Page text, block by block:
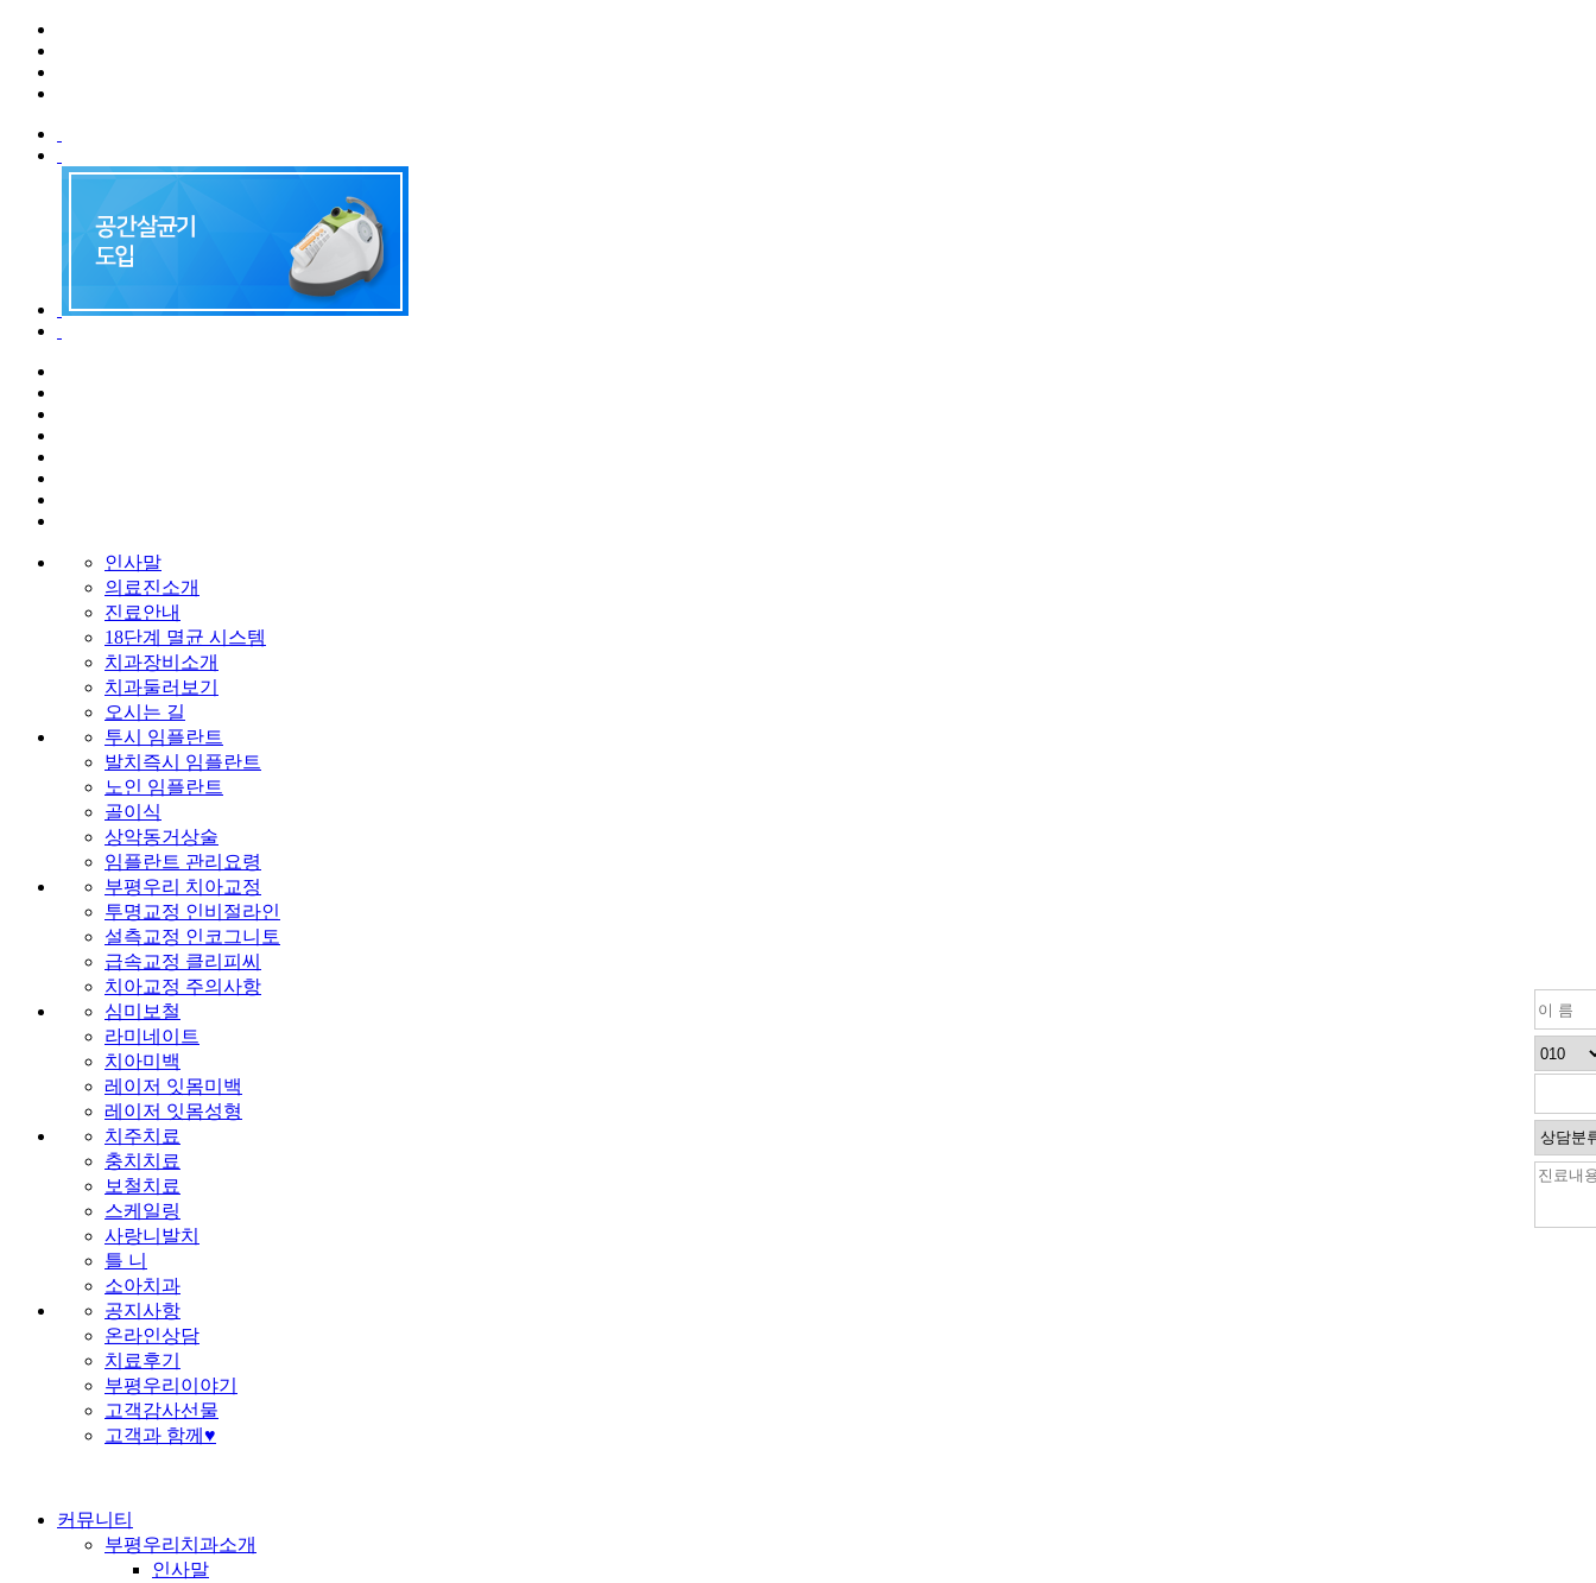
인사말
의료진소개
진료안내
18단계 멸균 시스템
치과장비소개
치과둘러보기
오시는 길
투시 임플란트
발치즉시 임플란트
노인 임플란트
골이식
상악동거상술
임플란트 관리요령
부평우리 치아교정
투명교정 인비절라인
설측교정 인코그니토
급속교정 클리피씨
치아교정 주의사항
심미보철
라미네이트
치아미백
레이저 잇몸미백
레이저 잇몸성형
치주치료
충치치료
보철치료
스케일링
사랑니발치
틀 니
소아치과
공지사항
온라인상담
치료후기
부평우리이야기
고객감사선물
고객과 함께♥
커뮤니티
부평우리치과소개
인사말